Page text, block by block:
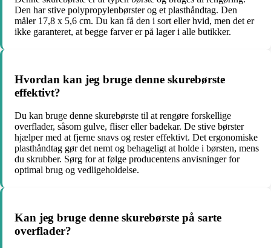
Den har stive polypropylenbørster og et plasthåndtag. Den
måler 17,8 x 5,6 cm. Du kan få den i sort eller hvid, men det er
ikke garanteret, at begge farver er på lager i alle butikker.
Hvordan kan jeg bruge denne skurebørste
effektivt?
Du kan bruge denne skurebørste til at rengøre forskellige
overflader, såsom gulve, fliser eller badekar. De stive børster
hjælper med at fjerne snavs og rester effektivt. Det ergonomiske
plasthåndtag gør det nemt og behageligt at holde i børsten, mens
du skrubber. Sørg for at følge producentens anvisninger for
optimal brug og vedligeholdelse.
Kan jeg bruge denne skurebørste på sarte
overflader?